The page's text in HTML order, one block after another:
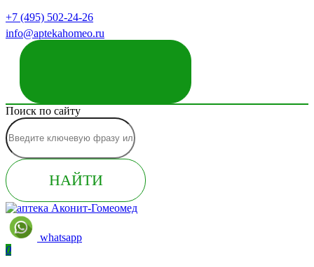
+7 (495) 502-24-26
info@aptekahomeo.ru
Поиск по сайту
НАЙТИ
whatsapp
0